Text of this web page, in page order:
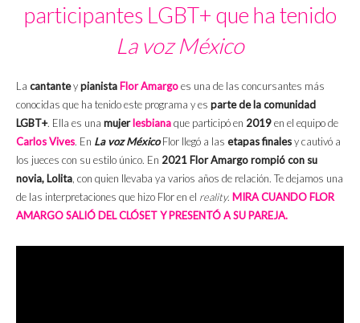
participantes LGBT+ que ha tenido
La voz México
La cantanteypianista Flor Amargoes una de las concursantes más
conocidas que ha tenido este programa y es parte de la comunidad
LGBT+. Ella es una mujerlesbianaque participó en 2019en el equipo de
Carlos Vives. En La voz MéxicoFlor llegó a las etapas finalesy cautivó a
los jueces con su estilo único. En 2021 Flor Amargo rompió con su
novia, Lolita , con quien llevaba ya varios años de relación. Te dejamos una
de las interpretaciones que hizo Flor en el reality. MIRA CUANDO FLOR
AMARGO SALIÓ DEL CLÓSET Y PRESENTÓ A SU PAREJA.